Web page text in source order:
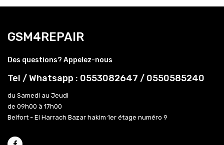
GSM4REPAIR
Des questions? Appelez-nous
Tel / Whatsapp : 0553082647 / 0550585240
du Samedi au Jeudi
de 09h00 à 17h00
Belfort - El Harrach Bazar hakim 1er étage numéro 9